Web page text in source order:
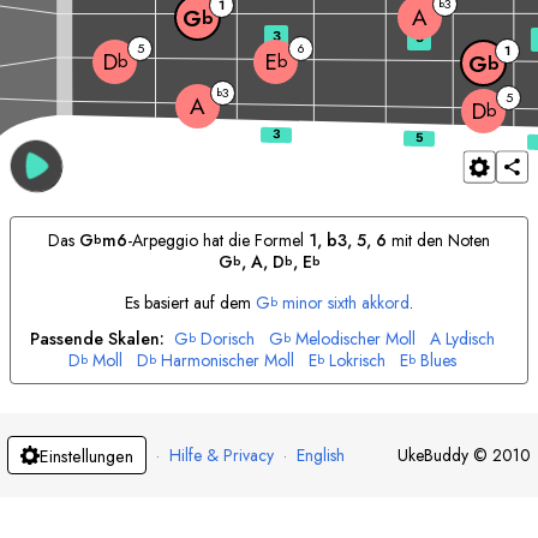
A b3
Db 5
Db 5 Eb 6
Gb 1
Gb 1 A
3 5
Das Gbm6-Arpeggio hat die Formel 1, b3, 5, 6 mit den Noten
Gb, A, Db, Eb
Es basiert auf dem Gb minor sixth akkord.
Passende Skalen: Gb Dorisch Gb Melodischer Moll A Lydisch
Db Moll Db Harmonischer Moll Eb Lokrisch Eb Blues
Einstellungen · Hilfe & Privacy · English UkeBuddy © 2010